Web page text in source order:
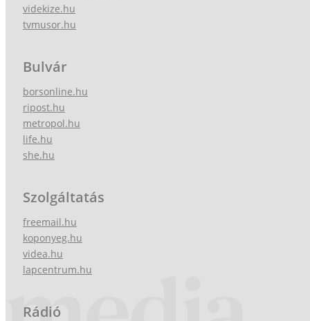
videkize.hu
tvmusor.hu
Bulvár
borsonline.hu
ripost.hu
metropol.hu
life.hu
she.hu
Szolgáltatás
freemail.hu
koponyeg.hu
videa.hu
lapcentrum.hu
Rádió